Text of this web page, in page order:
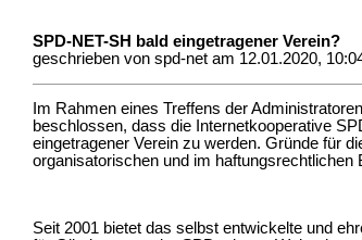
SPD-NET-SH bald eingetragener Verein?
geschrieben von spd-net am 12.01.2020,
Im Rahmen eines Treffens der
beschlossen, dass die Internetkooperative
eingetragener Verein zu werden. Gründe für
organisatorischen und im haftungsrechtlichen
Seit 2001 bietet das selbst entwickelte und